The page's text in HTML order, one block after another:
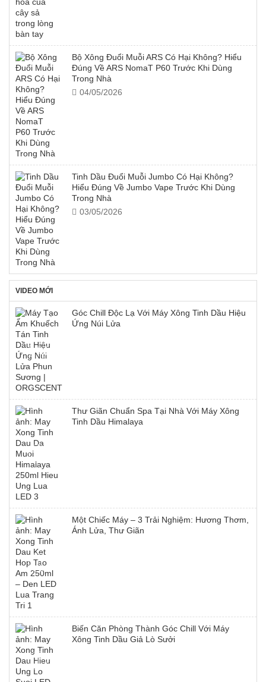
Bộ Xông Đuổi Muỗi ARS Có Hại Không? Hiểu
Đúng Về ARS NomaT P60 Trước Khi Dùng
Trong Nhà
04/05/2026
Tinh Dầu Đuổi Muỗi Jumbo Có Hại Không?
Hiểu Đúng Về Jumbo Vape Trước Khi Dùng
Trong Nhà
03/05/2026
VIDEO MỚI
Góc Chill Độc Lạ Với Máy Xông Tinh Dầu Hiệu
Ứng Núi Lửa
Thư Giãn Chuẩn Spa Tại Nhà Với Máy Xông
Tinh Dầu Himalaya
Một Chiếc Máy – 3 Trải Nghiệm: Hương Thơm,
Ánh Lửa, Thư Giãn
Biến Căn Phòng Thành Góc Chill Với Máy
Xông Tinh Dầu Giả Lò Sưởi